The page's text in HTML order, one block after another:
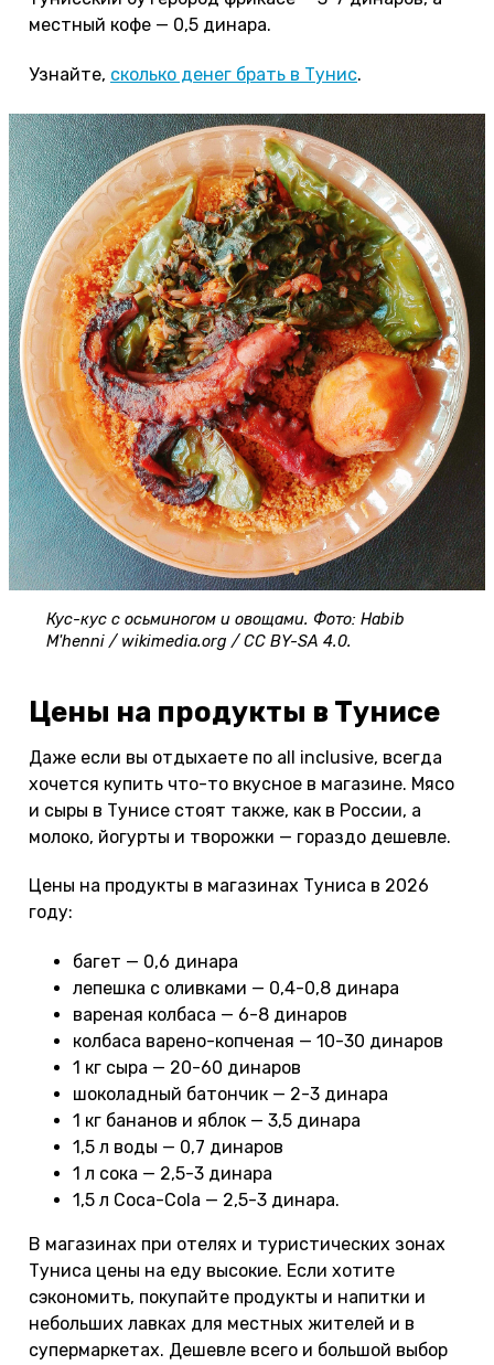
местный кофе — 0,5 динара.
Узнайте, сколько денег брать в Тунис.
Кус-кус с осьминогом и овощами. Фото: Habib
M'henni / wikimedia.org / CC BY-SA 4.0.
Цены на продукты в Тунисе
Даже если вы отдыхаете по all inclusive, всегда
хочется купить что-то вкусное в магазине. Мясо
и сыры в Тунисе стоят также, как в России, а
молоко, йогурты и творожки — гораздо дешевле.
Цены на продукты в магазинах Туниса в 2026
году:
багет — 0,6 динара
лепешка с оливками — 0,4-0,8 динара
вареная колбаса — 6-8 динаров
колбаса варено-копченая — 10-30 динаров
1 кг сыра — 20-60 динаров
шоколадный батончик — 2-3 динара
1 кг бананов и яблок — 3,5 динара
1,5 л воды — 0,7 динаров
1 л сока — 2,5-3 динара
1,5 л Coca-Cola — 2,5-3 динара.
В магазинах при отелях и туристических зонах
Туниса цены на еду высокие. Если хотите
сэкономить, покупайте продукты и напитки и
небольших лавках для местных жителей и в
супермаркетах. Дешевле всего и большой выбор